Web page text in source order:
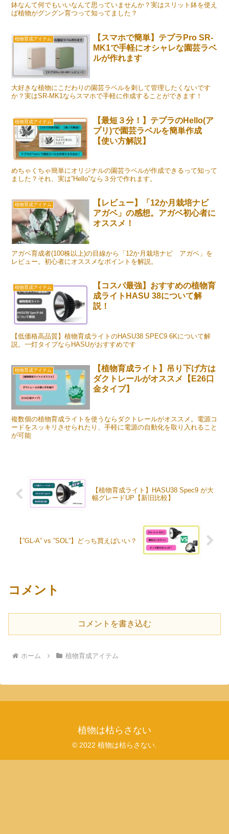
鉢なんて何でもいいなんて思っていませんか？実はスリット鉢を使え
ば植物がグングン育つって知ってました？
植物育成アイテム
【スマホで簡単】テプラPro SR-
MK1で手軽にオシャレな園芸ラベ
ルが作れます
大好きな植物にこだわりの園芸ラベルを刺して管理したくないです
か？実はSR-MK1ならスマホで手軽に作成することができます！
植物育成アイテム
【最短３分！】テプラのHello(ア
プリ)で園芸ラベルを簡単作成
【使い方解説】
めちゃくちゃ簡単にオリジナルの園芸ラベルが作成できるって知って
ました？それ、実は”Hello”なら３分で作れます。
植物育成アイテム
【レビュー】「12か月栽培ナビ
アガベ」の感想。アガベ初心者に
オススメ！
アガベ育成者(100株以上)の目線から「12か月栽培ナビ アガベ」を
レビュー。初心者にオススメなポイントを解説。
植物育成アイテム
【コスパ最強】おすすめの植物育
成ライトHASU 38について解
説！
【低価格高品質】植物育成ライトのHASU38 SPEC9 6Kについて解
説。一灯タイプならHASUがおすすめです
植物育成アイテム
【植物育成ライト】吊り下げ方は
ダクトレールがオススメ【E26口
金タイプ】
複数個の植物育成ライトを使うならダクトレールがオススメ。電源コ
ードをスッキリさせられたり、手軽に電源の自動化を取り入れること
が可能
【植物育成ライト】HASU38 Spec9 が大
幅グレードUP【新旧比較】
【”GL-A” vs ”SOL”】どっち買えばいい？
コメント
コメントを書き込む
ホーム 植物育成アイテム
植物は枯らさない
© 2022 植物は枯らさない.